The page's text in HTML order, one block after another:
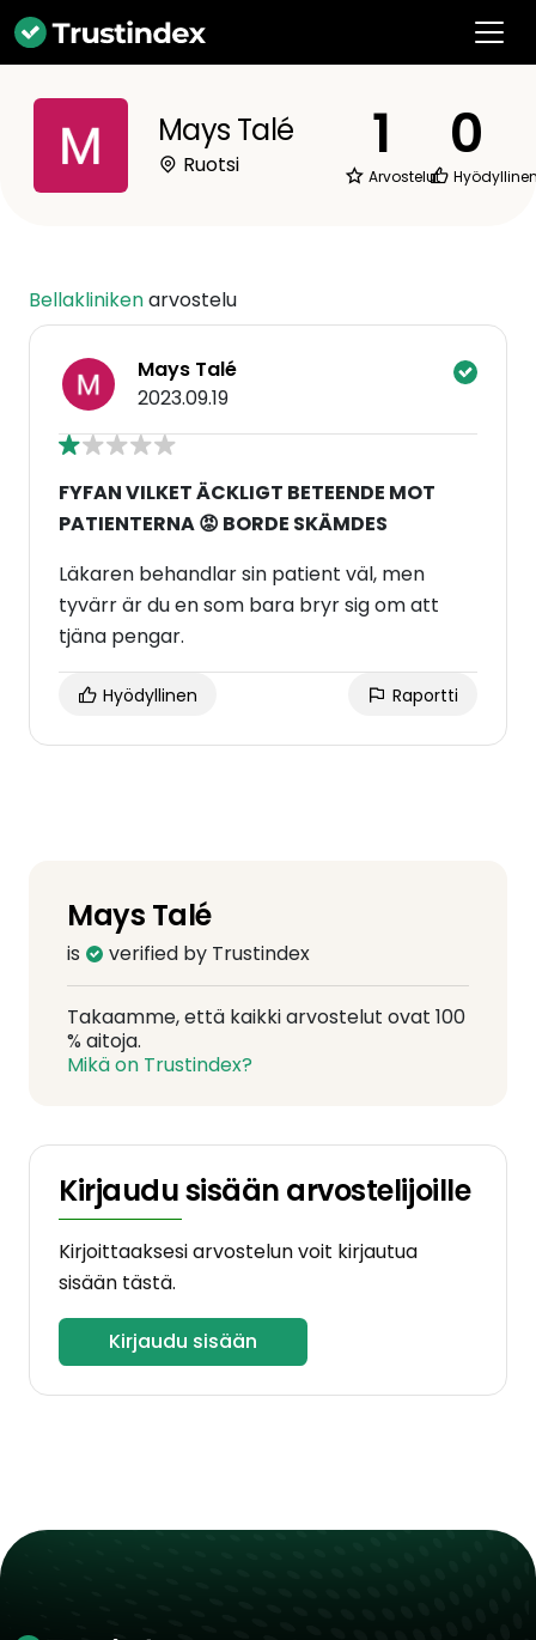
Mays Talé
Ruotsi 1
Arvostelut
0
Bellaklinikenarvostelu
Mays Talé
2023.09.19
FYFAN VILKET ÄCKLIGT BETEENDE MOT
PATIENTERNA 😡 BORDE SKÄMDES
Läkaren behandlar sin patient väl, men
tyvärr är du en som bara bryr sig om att
tjäna pengar.
Hyödyllinen Raportti
Mays Talé
is verified by Trustindex
Takaamme, että kaikki arvostelut ovat 100
% aitoja.
Mikä on Trustindex?
Kirjaudu sisään arvostelijoille
Kirjoittaaksesi arvostelun voit kirjautua
sisään tästä.
Kirjaudu sisään